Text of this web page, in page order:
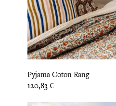
Pyjama Coton Rang
Prix
120,83 €